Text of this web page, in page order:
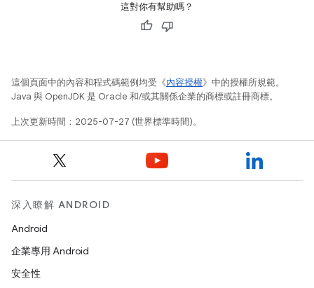
這對你有幫助嗎？
這個頁面中的內容和程式碼範例均受《內容授權》中的授權所規範。
Java 與 OpenJDK 是 Oracle 和/或其關係企業的商標或註冊商標。
上次更新時間：2025-07-27 (世界標準時間)。
深入瞭解 ANDROID
Android
企業專用 Android
安全性